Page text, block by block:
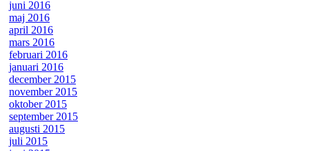
juni 2016
maj 2016
april 2016
mars 2016
februari 2016
januari 2016
december 2015
november 2015
oktober 2015
september 2015
augusti 2015
juli 2015